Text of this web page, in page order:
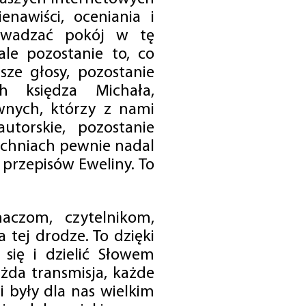
oceniania i
pokój w tę
pozostanie to, co
głosy, pozostanie
księdza Michała,
którzy z nami
pozostanie
pewnie nadal
Eweliny. To
czytelnikom,
tej drodze. To dzięki
i dzielić Słowem
transmisja, każde
dla nas wielkim